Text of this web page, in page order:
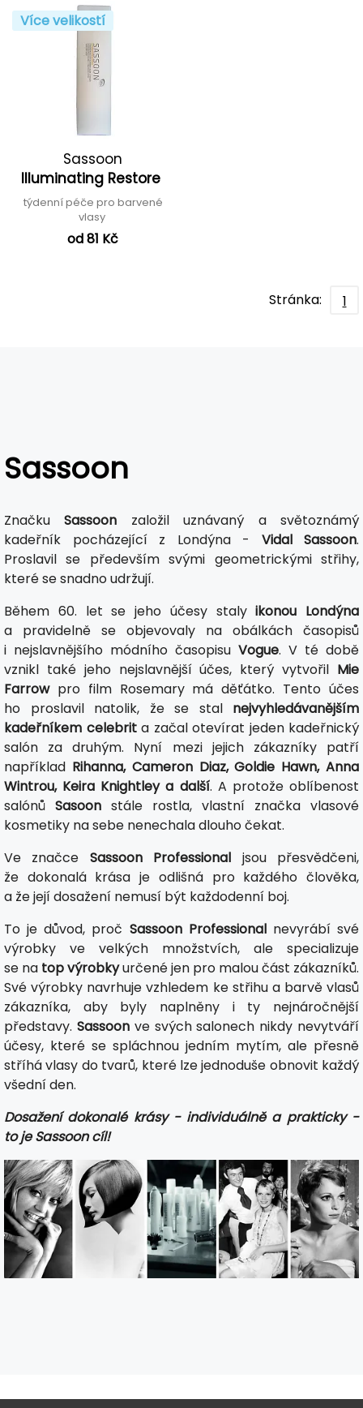
Více velikostí
Sassoon
Illuminating Restore
týdenní péče pro barvené
vlasy
od 81 Kč
Stránka: 1
Sassoon
ZnačkuSassoon založil uznávaný a světoznámý
kadeřník pocházející z Londýna - Vidal Sassoon.
Proslavil se především svými geometrickými střihy,
které se snadno udržují.
Během 60. let se jeho účesy stalyikonou Londýna
a pravidelně se objevovaly na obálkách časopisů
i nejslavnějšího módního časopisu Vogue. V té době
vznikl také jeho nejslavnější účes, který vytvořil Mie
Farrowpro film Rosemary má děťátko. Tento účes
ho proslavil natolik, že se stal nejvyhledávanějším
kadeřníkem celebrita začal otevírat jeden kadeřnický
salón za druhým. Nyní mezi jejich zákazníky patří
například Rihanna, Cameron Diaz, Goldie Hawn, Anna
Wintrou, Keira Knightley a další. A protože oblíbenost
salónů Sasoon stále rostla, vlastní značka vlasové
kosmetiky na sebe nenechala dlouho čekat.
Ve značce Sassoon Professional jsou přesvědčeni,
že dokonalá krása je odlišná pro každého člověka,
a že její dosažení nemusí být každodenní boj.
To je důvod, proč Sassoon Professionalnevyrábí své
výrobky ve velkých množstvích, ale specializuje
se na top výrobkyurčené jen pro malou část zákazníků.
Své výrobky navrhuje vzhledem ke střihu a barvě vlasů
zákazníka, aby byly naplněny i ty nejnáročnější
představy. Sassoonve svých salonech nikdy nevytváří
účesy, které se spláchnou jedním mytím, ale přesně
stříhá vlasy do tvarů, které lze jednoduše obnovit každý
všední den.
Dosažení dokonalé krásy - individuálně a prakticky -
to je Sassoon cíl!